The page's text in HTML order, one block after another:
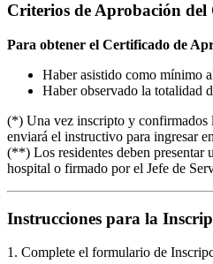
Criterios de Aprobación del
Para obtener el Certificado de
Haber asistido como mínimo
Haber observado la totalidad
(*) Una vez inscripto y confirmados
enviará el instructivo para ingresar
(**) Los residentes deben presentar
hospital o firmado por el Jefe de
Instrucciones para la
1. Complete el formulario de